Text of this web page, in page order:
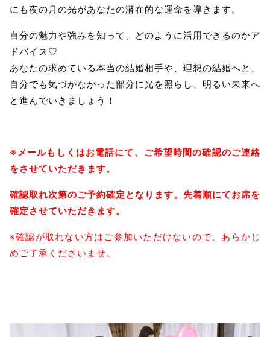
にも夜の月の光があなたの潜在的な運命を導きます。
自分の魅力や強みを知って、どのように活用できるのかア
ドバイス♡
あなたの求めている本当の結婚相手や、理想の結婚へと、
自分でも気づかなかった部分に光を照らし、明るい未来へ
と進んでいきましょう！
※メールもしくはお電話にて、ご希望時間の確認のご連絡
をさせていただきます。
確認取れ次第のご予約確定となります。先着順にてお席を
確定させていただきます。
※確認が取れない方はご参加いただけないので、あらかじ
めご了承くださいませ。